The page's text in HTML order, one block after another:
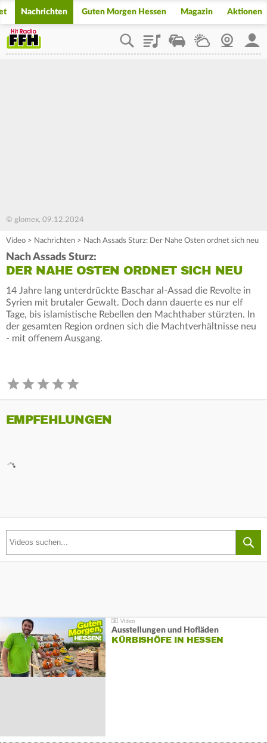
Nachrichten Guten Morgen Hessen Magazin Aktionen
PlaylistStaupilotWetterWebcam
© glomex, 09.12.2024
Video > Nachrichten > Nach Assads Sturz: Der Nahe Osten ordnet sich neu
Nach Assads Sturz:
DER NAHE OSTEN ORDNET SICH NEU
14 Jahre lang unterdrückte Baschar al-Assad die Revolte in
Syrien mit brutaler Gewalt. Doch dann dauerte es nur elf
Tage, bis islamistische Rebellen den Machthaber stürzten. In
der gesamten Region ordnen sich die Machtverhältnisse neu
- mit offenem Ausgang.
EMPFEHLUNGEN
Ausstellungen und Hofläden
KÜRBISHÖFE IN HESSEN